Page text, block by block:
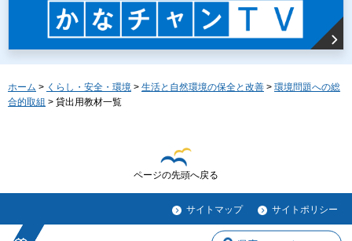
ホーム > くらし・安全・環境 > 生活と自然環境の保全と改善 > 環境問題への総
合的取組 > 貸出用教材一覧
ページの先頭へ戻る
サイトマップ サイトポリシー